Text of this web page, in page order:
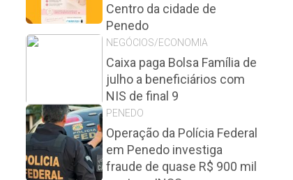
Centro da cidade de
Penedo
NEGÓCIOS/ECONOMIA
Caixa paga Bolsa Família de
julho a beneficiários com
NIS de final 9
PENEDO
Operação da Polícia Federal
em Penedo investiga
fraude de quase R$ 900 mil